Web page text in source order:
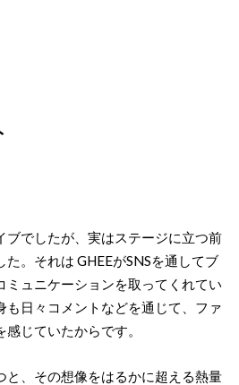
ブでしたが、実はステージに⽴つ前
。それは GHEEがSNSを通してブ
ミュニケーションを取ってくれてい
も⽇々コメントなどを通じて、ファ
じていたからです。
と、その想像をはるかに超える熱量